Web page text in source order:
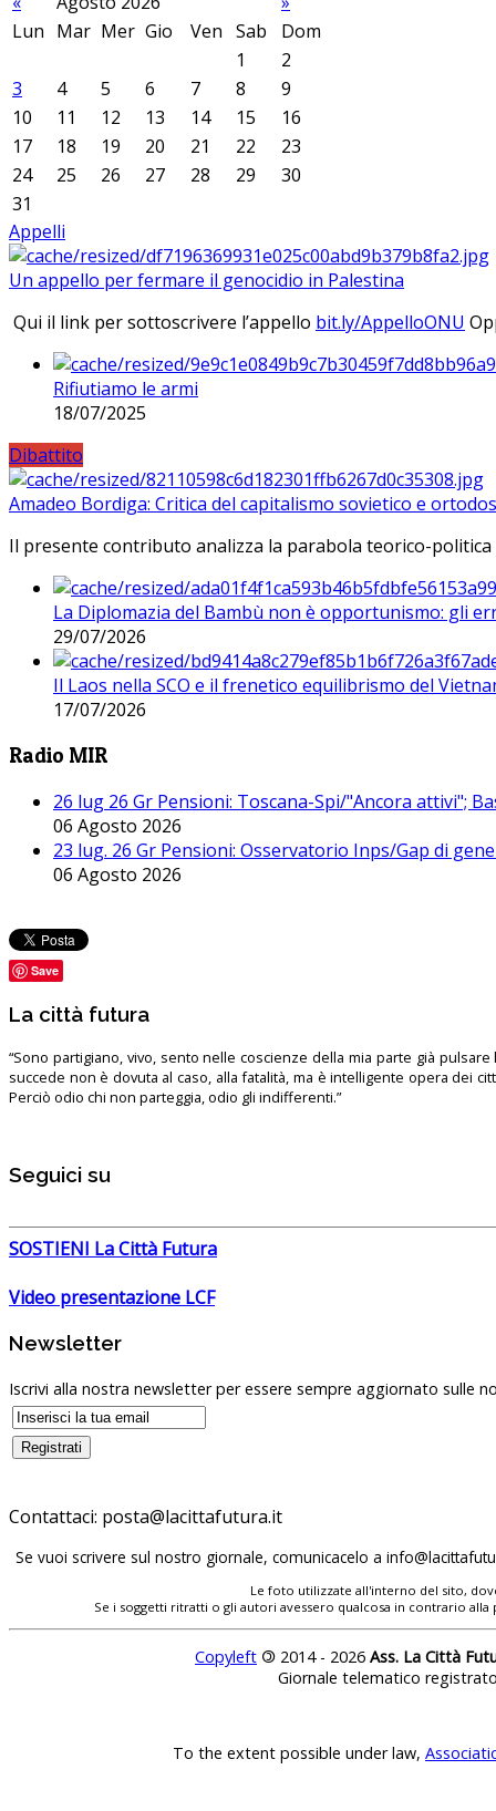
Lun Mar Mer Gio Ven Sab
Dom
1
2
3
4 5 6 7 8
9
10
11 12 13 14 15
16
17
18 19 20 21 22
23
24
25 26 27 28 29
30
31
Appelli
Un appello per fermare il genocidio in Palestina
Qui il link per sottoscrivere l’appello bit.ly/AppelloONU
Rifiutiamo le armi
18/07/2025
Dibattito
Amadeo Bordiga: Critica del capitalismo sovietico e
Il presente contributo analizza la parabola teorico-
La Diplomazia del Bambù non è opportunismo: gli
29/07/2026
Il Laos nella SCO e il frenetico equilibrismo del
17/07/2026
Radio MIR
26 lug 26 Gr Pensioni: Toscana-Spi/"Ancora attivi";
06 Agosto 2026
23 lug. 26 Gr Pensioni: Osservatorio Inps/Gap di
06 Agosto 2026
Save
La città futura
“Sono partigiano, vivo, sento nelle coscienze della mia parte già pulsare
succede non è dovuta al caso, alla fatalità, ma è intelligente opera dei
Perciò odio chi non parteggia, odio gli indifferenti.”
Seguici su
SOSTIENI La Città Futura
Video presentazione LCF
Newsletter
Iscrivi alla nostra newsletter per essere sempre aggiornato sulle
Contattaci: posta@lacittafutura.it
Se vuoi scrivere sul nostro giornale, comunicacelo a
Le foto utilizzate all'interno del sito,
Se i soggetti ritratti o gli autori avessero qualcosa in contrario
Copyleft © 2014 - 2026 Ass. La Città
Giornale telematico
To the extent possible under law,